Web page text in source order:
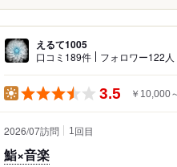
えるて1005
口コミ189件 フォロワー122人
3.5 ￥10,000
2026/07訪問 1回目
鮨×音楽